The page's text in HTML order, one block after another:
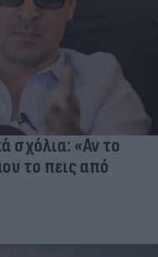
σχόλια: «Αν το
το πεις από